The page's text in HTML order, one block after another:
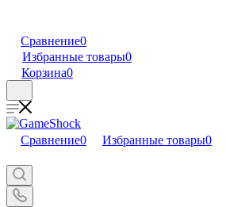
Сравнение0
Избранные товары0
Корзина0
Сравнение0 Избранные товары0